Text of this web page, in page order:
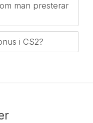
man presterar
i CS2?